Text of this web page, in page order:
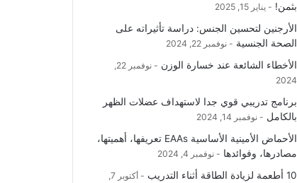
بثمن!
يناير 15, 2025
الأرجنين لتحسين الجنس: دراسة تأثيراته على
الصحة الجنسية
نوفمبر 22, 2024
الأخطاء الشائعة عند خسارة الوزن
نوفمبر 22,
2024
برنامج تدريبي قوي جدا لاستهداف عضلات الظهر
بالكامل
نوفمبر 14, 2024
الأحماض الأمينية الأساسية EAAs تعريفها، أهميتها،
مصادرها، وفوائدها
نوفمبر 4, 2024
10 أطعمة لزيادة الطاقة أثناء التدريب
أكتوبر 7,